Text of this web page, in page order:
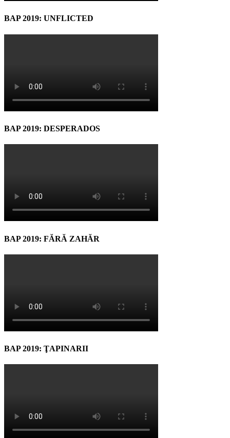
BAP 2019: UNFLICTED
BAP 2019: DESPERADOS
BAP 2019: FĂRĂ ZAHĂR
BAP 2019: ŢAPINARII